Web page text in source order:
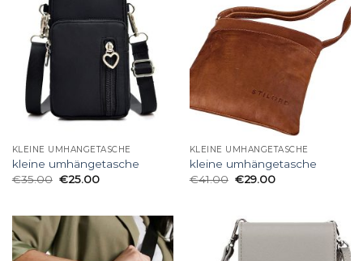
KLEINE UMHÄNGETASCHE
kleine umhängetasche
€35.00 €25.00
KLEINE UMHÄNGETASCHE
kleine umhängetasche
€41.00 €29.00